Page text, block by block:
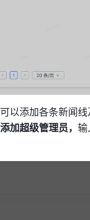
以添加各条新闻
加超级管理员， 输